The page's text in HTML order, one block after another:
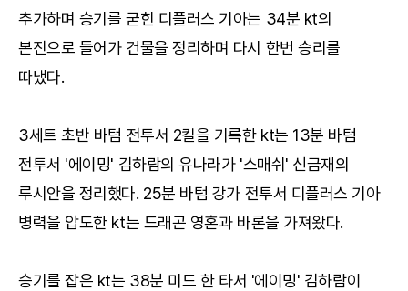
추가하며 승기를 굳힌 디플러스 기아는 34분 kt의
본진으로 들어가 건물을 정리하며 다시 한번 승리를
따냈다.
3세트 초반 바텀 전투서 2킬을 기록한 kt는 13분 바텀
전투서 '에이밍' 김하람의 유나라가 '스매쉬' 신금재의
루시안을 정리했다. 25분 바텀 강가 전투서 디플러스 기아
병력을 압도한 kt는 드래곤 영혼과 바론을 가져왔다.
승기를 잡은 kt는 38분 미드 한 타서 '에이밍' 김하람이